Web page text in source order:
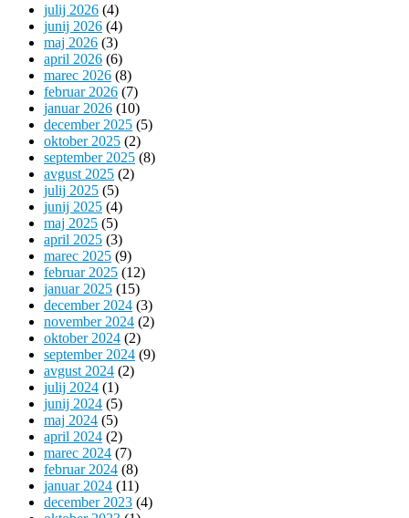
julij 2026 (4)
junij 2026 (4)
maj 2026 (3)
april 2026 (6)
marec 2026 (8)
februar 2026 (7)
januar 2026 (10)
december 2025 (5)
oktober 2025 (2)
september 2025 (8)
avgust 2025 (2)
julij 2025 (5)
junij 2025 (4)
maj 2025 (5)
april 2025 (3)
marec 2025 (9)
februar 2025 (12)
januar 2025 (15)
december 2024 (3)
november 2024 (2)
oktober 2024 (2)
september 2024 (9)
avgust 2024 (2)
julij 2024 (1)
junij 2024 (5)
maj 2024 (5)
april 2024 (2)
marec 2024 (7)
februar 2024 (8)
januar 2024 (11)
december 2023 (4)